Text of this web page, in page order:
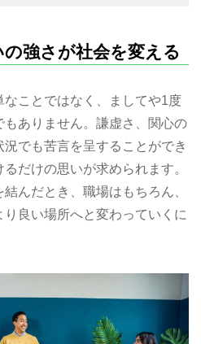
強さが社会を変える
ことではなく、ましてや1度
ありません。謙虚さ、関心の
でも苦言を呈することができ
だけの思いが求められます。
んだとき、職場はもちろん、
良い場所へと変わっていくに